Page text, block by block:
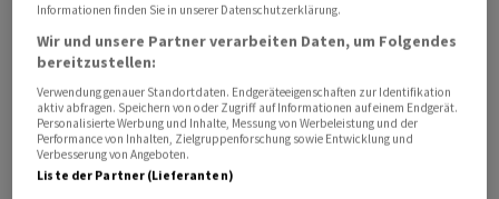
Die Unsicherheit an den Finanzmärkten mit Blick auf
den Iran-Krieg und die weiterhin blockierte Strasse von
Hormus bleibt laut Markbeobachtern hoch. Donald
Trump verschob zwar einen möglichen Angriff auf den
Iran, drohte aber gleichzeitig mit neuen
Militärschlägen, falls keine Einigung erzielt wird.
Informationen finden Sie in unserer Datenschutzerklärung.
Wir und unsere Partner verarbeiten Daten, um Folgendes
bereitzustellen:
Verwendung genauer Standortdaten. Endgeräteeigenschaften zur Identifikation
aktiv abfragen. Speichern von oder Zugriff auf Informationen auf einem Endgerät.
Personalisierte Werbung und Inhalte, Messung von Werbeleistung und der
Performance von Inhalten, Zielgruppenforschung sowie Entwicklung und
Verbesserung von Angeboten.
Liste der Partner (Lieferanten)